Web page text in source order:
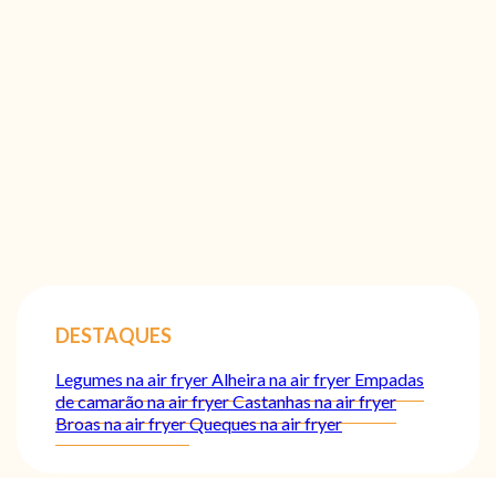
DESTAQUES
Legumes na air fryer Alheira na air fryer Empadas
de camarão na air fryerCastanhas na air fryer
Broas na air fryerQueques na air fryer